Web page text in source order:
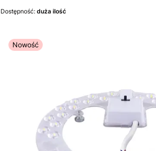
Dostępność: duża ilość
Nowość